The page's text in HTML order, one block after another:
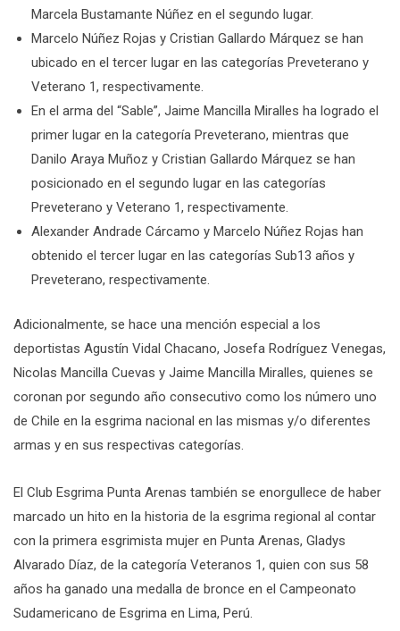
Marcela Bustamante Núñez en el segundo lugar.
Marcelo Núñez Rojas y Cristian Gallardo Márquez se han
ubicado en el tercer lugar en las categorías Preveterano y
Veterano 1, respectivamente.
En el arma del “Sable”, Jaime Mancilla Miralles ha logrado el
primer lugar en la categoría Preveterano, mientras que
Danilo Araya Muñoz y Cristian Gallardo Márquez se han
posicionado en el segundo lugar en las categorías
Preveterano y Veterano 1, respectivamente.
Alexander Andrade Cárcamo y Marcelo Núñez Rojas han
obtenido el tercer lugar en las categorías Sub13 años y
Preveterano, respectivamente.
Adicionalmente, se hace una mención especial a los
deportistas Agustín Vidal Chacano, Josefa Rodríguez Venegas,
Nicolas Mancilla Cuevas y Jaime Mancilla Miralles, quienes se
coronan por segundo año consecutivo como los número uno
de Chile en la esgrima nacional en las mismas y/o diferentes
armas y en sus respectivas categorías.
El Club Esgrima Punta Arenas también se enorgullece de haber
marcado un hito en la historia de la esgrima regional al contar
con la primera esgrimista mujer en Punta Arenas, Gladys
Alvarado Díaz, de la categoría Veteranos 1, quien con sus 58
años ha ganado una medalla de bronce en el Campeonato
Sudamericano de Esgrima en Lima, Perú.